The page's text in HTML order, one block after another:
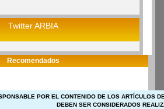
Twitter ARBIA
Recomendados
POR EL CONTENIDO DE LOS ARTÍCULOS
DEBEN SER CONSIDERADOS